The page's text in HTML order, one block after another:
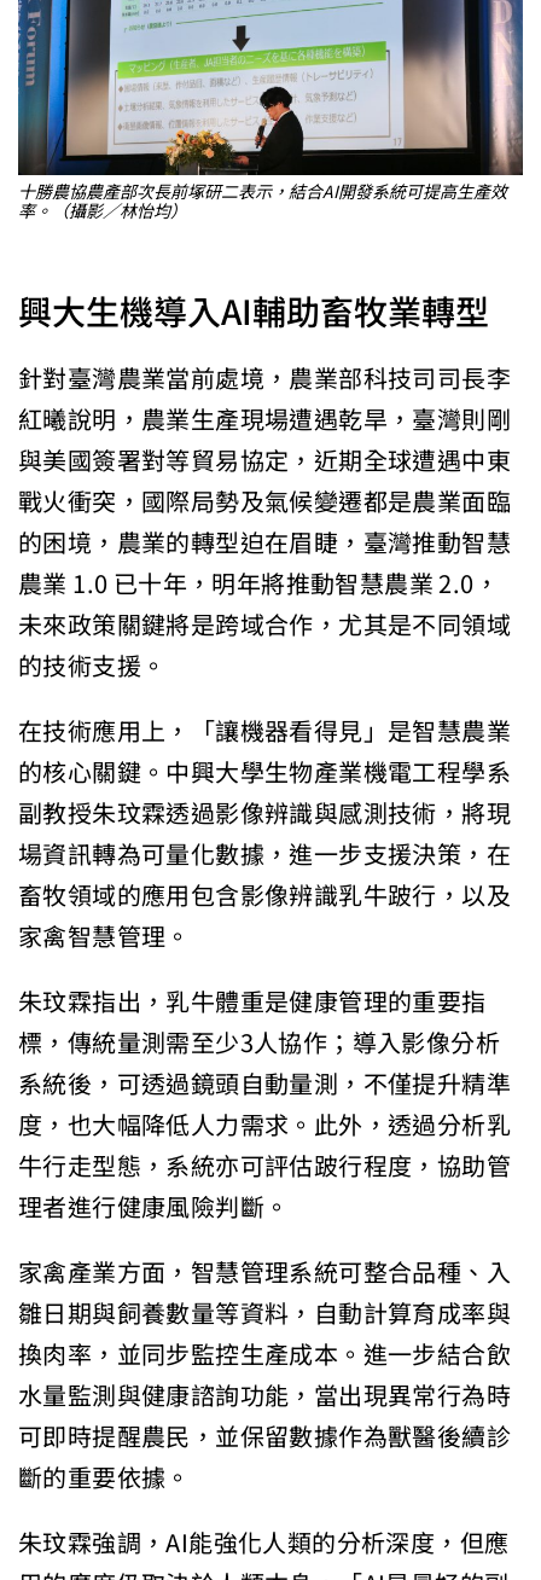
十勝農協農產部次長前塚研二表示，結合AI開發系統可提高生產效
率。（攝影／林怡均）
興大生機導入AI輔助畜牧業轉型
針對臺灣農業當前處境，農業部科技司司長李
紅曦說明，農業生產現場遭遇乾旱，臺灣則剛
與美國簽署對等貿易協定，近期全球遭遇中東
戰火衝突，國際局勢及氣候變遷都是農業面臨
的困境，農業的轉型迫在眉睫，臺灣推動智慧
農業 1.0 已十年，明年將推動智慧農業 2.0，
未來政策關鍵將是跨域合作，尤其是不同領域
的技術支援。
在技術應用上，「讓機器看得見」是智慧農業
的核心關鍵。中興大學生物產業機電工程學系
副教授朱玟霖透過影像辨識與感測技術，將現
場資訊轉為可量化數據，進一步支援決策，在
畜牧領域的應用包含影像辨識乳牛跛行，以及
家禽智慧管理。
朱玟霖指出，乳牛體重是健康管理的重要指
標，傳統量測需至少3人協作；導入影像分析
系統後，可透過鏡頭自動量測，不僅提升精準
度，也大幅降低人力需求。此外，透過分析乳
牛行走型態，系統亦可評估跛行程度，協助管
理者進行健康風險判斷。
家禽產業方面，智慧管理系統可整合品種、入
雛日期與飼養數量等資料，自動計算育成率與
換肉率，並同步監控生產成本。進一步結合飲
水量監測與健康諮詢功能，當出現異常行為時
可即時提醒農民，並保留數據作為獸醫後續診
斷的重要依據。
朱玟霖強調，AI能強化人類的分析深度，但應